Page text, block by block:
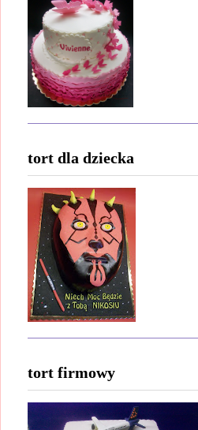
tort dla dziecka
tort firmowy